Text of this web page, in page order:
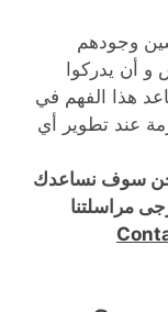
وجودهم
أن يدركوا
هذا الفهم في
عند تطوير أي
سوف نساعدك
مراسلتنا